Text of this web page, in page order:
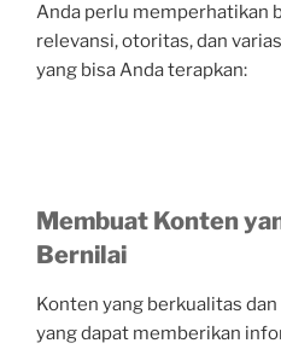
Anda perlu memperhatikan
relevansi, otoritas, dan
yang bisa Anda terapkan:
Membuat Konten
Bernilai
Konten yang berkualitas
yang dapat memberikan